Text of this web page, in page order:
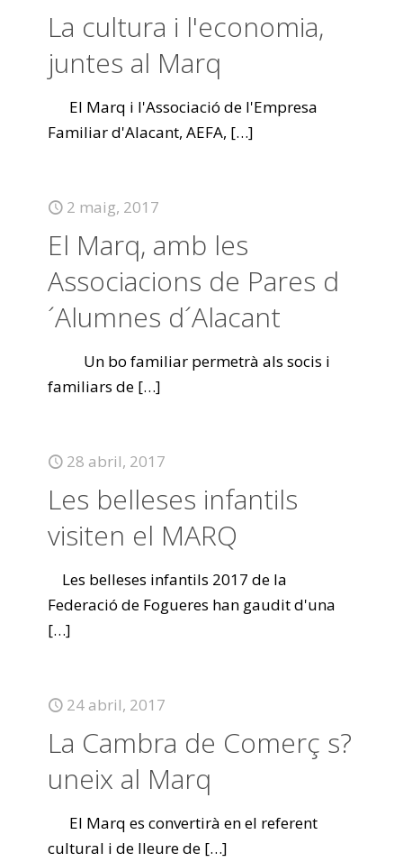
La cultura i l'economia,
juntes al Marq
El Marq i l'Associació de l'Empresa
Familiar d'Alacant, AEFA, […]
2 maig, 2017
El Marq, amb les
Associacions de Pares d
´Alumnes d´Alacant
Un bo familiar permetrà als socis i
familiars de […]
28 abril, 2017
Les belleses infantils
visiten el MARQ
Les belleses infantils 2017 de la
Federació de Fogueres han gaudit d'una
[…]
24 abril, 2017
La Cambra de Comerç s?
uneix al Marq
El Marq es convertirà en el referent
cultural i de lleure de […]